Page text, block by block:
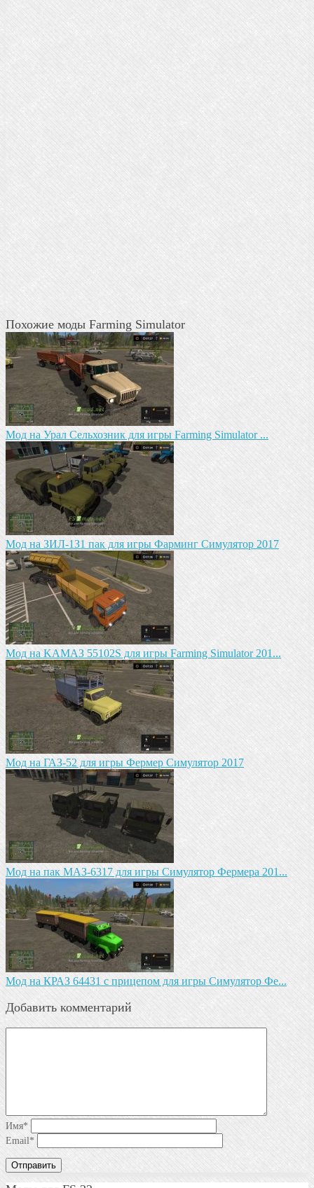
Похожие моды Farming Simulator
Мод на Урал Сельхозник для игры Farming Simulator ...
Mод на ЗИЛ-1З1 пак для игры Фарминг Симулятор 2017
Mод на KAМАЗ 55102S для игры Farming Simulator 201...
Мод на ГАЗ-52 для игры Фермер Симулятор 2017
Мод на пак МАЗ-6317 для игры Симулятор Фермера 201...
Мод на КРАЗ 64431 с прицепом для игры Симулятор Фе...
Добавить комментарий
Имя*
Email*